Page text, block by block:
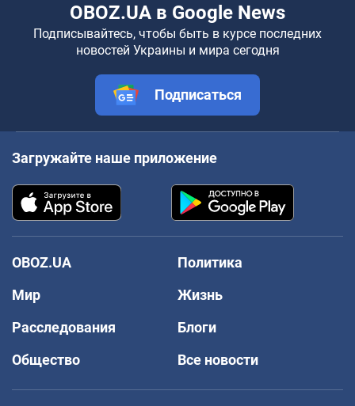
OBOZ.UA в Google News
Подписывайтесь, чтобы быть в курсе последних
новостей Украины и мира сегодня
Подписаться
Загружайте наше приложение
OBOZ.UA
Политика
Мир
Жизнь
Расследования
Блоги
Общество
Все новости